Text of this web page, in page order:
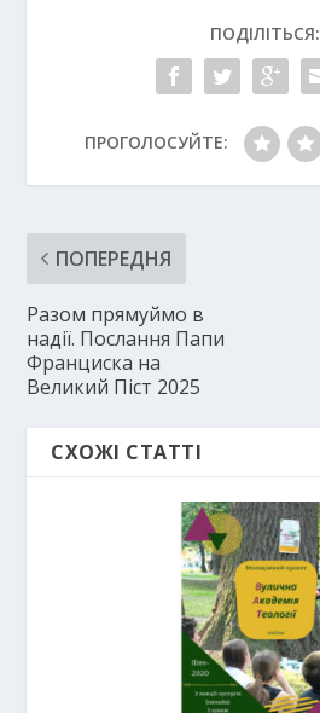
ПОДІЛІТЬСЯ:
ПРОГОЛОСУЙТЕ:
ПОПЕРЕДНЯ
Разом прямуймо в
надії. Послання Папи
Франциска на
Великий Піст 2025
СХОЖІ СТАТТІ